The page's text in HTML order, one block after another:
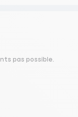
pas possible.